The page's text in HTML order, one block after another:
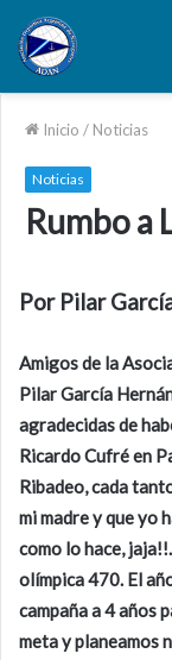
Inicio / Noticias
Noticias
Rumbo a
Por Pilar
Amigos de la
Pilar García
agradecidas de
Ricardo Cufré en
Ribadeo, cada
mi madre y que yo
como lo hace,
olímpica 470. El
campaña a 4 años
meta y planeamos